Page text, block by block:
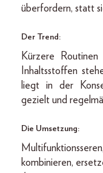
überfordern, statt
Der Trend:
Kürzere
Inhaltsstoffen
liegt in der
gezielt und
Die Umsetzung:
kombinieren,